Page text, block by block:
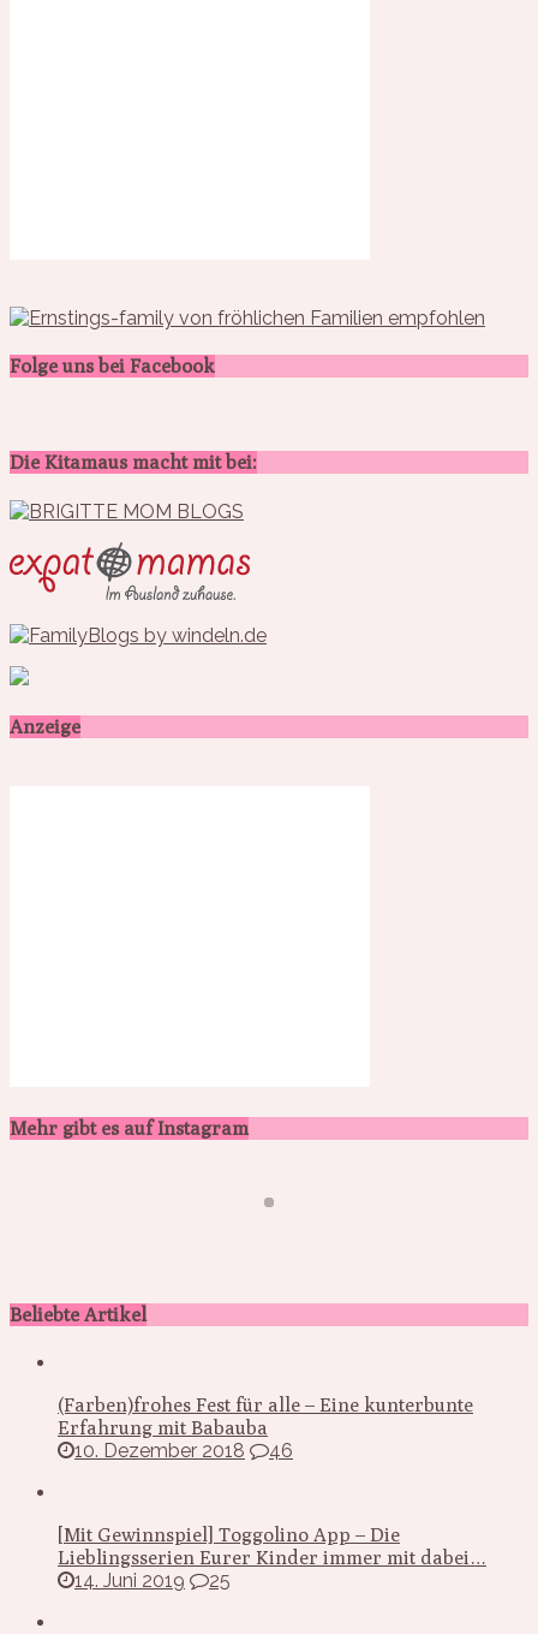
Folge uns bei Facebook
Die Kitamaus macht mit bei:
Anzeige
Mehr gibt es auf Instagram
Beliebte Artikel
(Farben)frohes Fest für alle – Eine kunterbunte
Erfahrung mit Babauba
10. Dezember 2018
46
[Mit Gewinnspiel] Toggolino App – Die
Lieblingsserien Eurer Kinder immer mit dabei…
14. Juni 2019
25